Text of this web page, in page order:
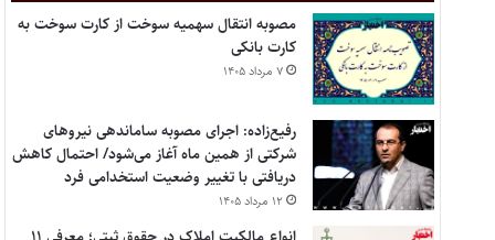
مصوبه انتقال سهمیه سوخت از کارت سوخت به
کارت بانکی
۷ مرداد ۱۴۰۵
رفیع‌زاده: اجرای مصوبه ساماندهی نیروهای
شرکتی از همین ماه آغاز می‌شود/ احتمال کاهش
دریافتی با تغییر وضعیت استخدامی فرد
۱۲ مرداد ۱۴۰۵